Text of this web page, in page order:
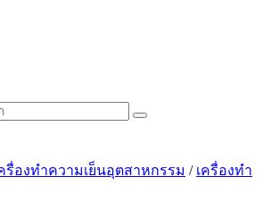
รื่องทำความเย็นอุตสาหกรรม / เครื่องทำ